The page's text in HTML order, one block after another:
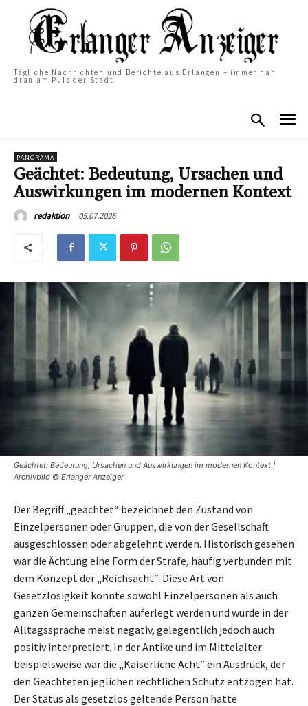
Tägliche Nachrichten und Berichte aus Erlangen – immer nah
dran am Puls der Stadt
PANORAMA
Geächtet: Bedeutung, Ursachen und
Auswirkungen im modernen Kontext
redaktion 05.07.2026
Geächtet: Bedeutung, Ursachen und Auswirkungen im modernen Kontext |
Archivbild © Erlanger Anzeiger
Der Begriff „geächtet“ bezeichnet den Zustand von
Einzelpersonen oder Gruppen, die von der Gesellschaft
ausgeschlossen oder abgelehnt werden. Historisch gesehen
war die Ächtung eine Form der Strafe, häufig verbunden mit
dem Konzept der „Reichsacht“. Diese Art von
Gesetzlosigkeit konnte sowohl Einzelpersonen als auch
ganzen Gemeinschaften auferlegt werden und wurde in der
Alltagssprache meist negativ, gelegentlich jedoch auch
positiv interpretiert. In der Antike und im Mittelalter
beispielsweise war die „Kaiserliche Acht“ ein Ausdruck, der
den Geächteten jeglichen rechtlichen Schutz entzogen hat.
Der Status als gesetzlos geltende Person hatte